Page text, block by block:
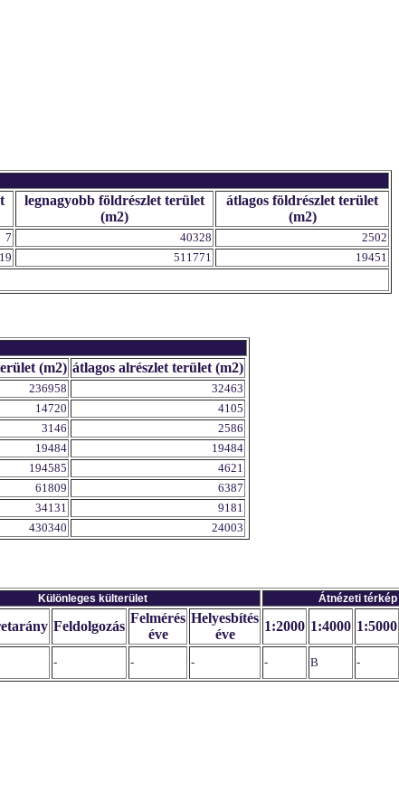
legnagyobb földrészlet terület
(m2)
átlagos földrészlet terület
(m2)
7 40328
2502
19 511771 19451
(m2) átlagos alrészlet terület (m2)
236958
32463
14720
4105
3146
2586
19484
19484
194585
4621
61809
6387
34131
9181
430340 24003
Különleges külterület Átnézeti térkép
Feldolgozás
Felmérés
éve
Helyesbítés
éve
1:2000 1:4000 1:5000
- - - - B -